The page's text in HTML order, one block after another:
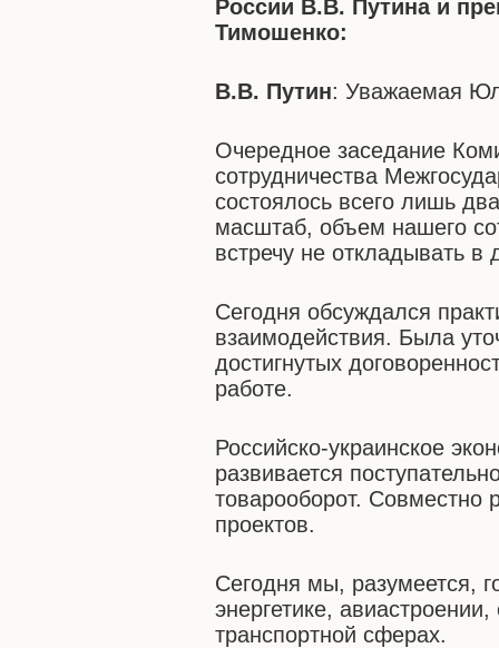
России В.В. Путина и
Тимошенко:
В.В. Путин: Уважаемая
Очередное заседание
сотрудничества
состоялось всего лишь
масштаб, объем нашего
встречу не откладывать в
Сегодня обсуждался
взаимодействия. Была
достигнутых
работе.
Российско-украинское
развивается
товарооборот. Совместно
проектов.
Сегодня мы, разумеется,
энергетике,
транспортной сферах.